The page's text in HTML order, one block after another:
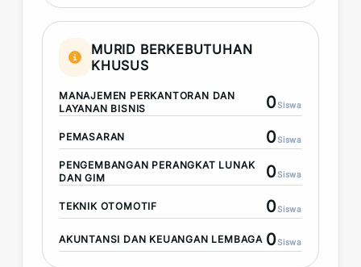
MURID BERKEBUTUHAN
KHUSUS
MANAJEMEN PERKANTORAN DAN
LAYANAN BISNIS
0Siswa
PEMASARAN 0Siswa
PENGEMBANGAN PERANGKAT LUNAK
DAN GIM
0Siswa
TEKNIK OTOMOTIF 0Siswa
AKUNTANSI DAN KEUANGAN LEMBAGA 0Siswa